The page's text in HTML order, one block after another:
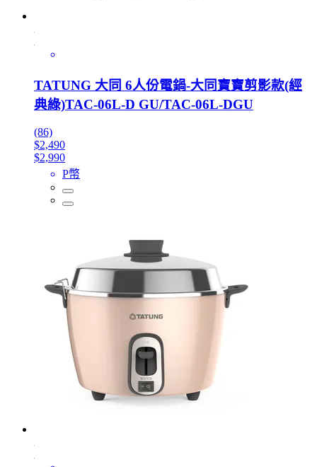
TATUNG 大同 6人份電鍋-大同寶寶剪影款(經
典綠)TAC-06L-D GU/TAC-06L-DGU
(86)
$2,490
$2,990
P幣